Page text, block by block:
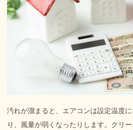
汚れが溜まると、エアコンは設定温度
り、風量が弱くなったりします。クリ